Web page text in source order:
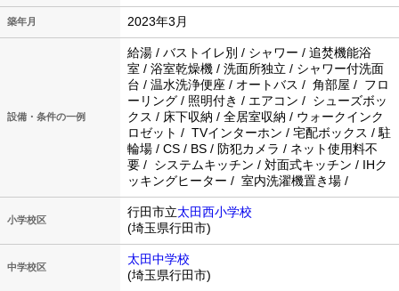
築年月 2023年3月
設備・条件の一例
給湯 / バストイレ別 / シャワー / 追焚機能浴
室 / 浴室乾燥機 / 洗面所独立 / シャワー付洗面
台 / 温水洗浄便座 / オートバス / 角部屋 / フロ
ーリング / 照明付き / エアコン / シューズボッ
クス / 床下収納 / 全居室収納 / ウォークインク
ロゼット / TVインターホン / 宅配ボックス / 駐
輪場 / CS / BS / 防犯カメラ / ネット使用料不
要 / システムキッチン / 対面式キッチン / IHク
ッキングヒーター / 室内洗濯機置き場 /
小学校区
行田市立太田西小学校
(埼玉県行田市)
中学校区
太田中学校
(埼玉県行田市)